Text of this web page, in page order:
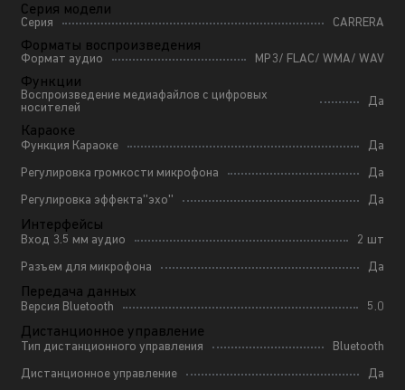
Серия модели
Серия CARRERA
Форматы воспроизведения
Формат аудио MP3/ FLAC/ WMA/ WAV
Функции
Воспроизведение медиафайлов с цифровых
носителей
Да
Караоке
Функция Караоке
Да
Регулировка громкости микрофона
Да
Регулировка эффекта''эхо''
Да
Интерфейсы
Вход 3.5 мм аудио
2 шт
Разъем для микрофона
Да
Передача данных
Версия Bluetooth 5.0
Дистанционное управление
Тип дистанционного управления
Bluetooth
Дистанционное управление
Да